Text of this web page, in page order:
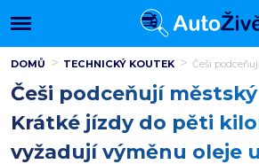
DOMŮ TECHNICKÝ KOUTEK Češi
Češi podceňují
Krátké jízdy do pěti
vyžadují výměnu oleje